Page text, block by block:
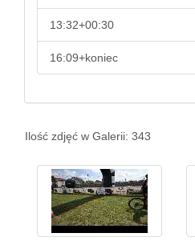
13:32+00:30
16:09+koniec
Ilość zdjęć w Galerii: 343